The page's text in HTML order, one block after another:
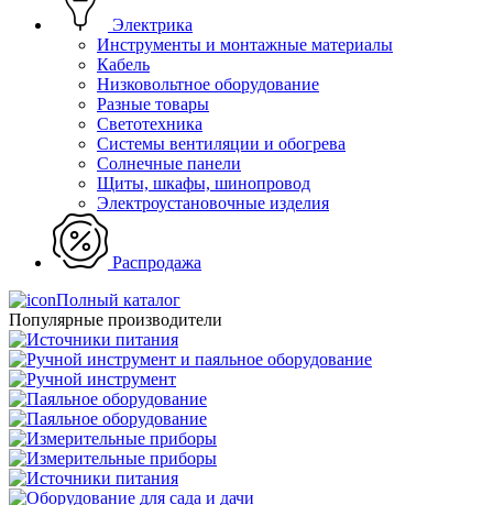
Электрика
Инструменты и монтажные материалы
Кабель
Низковольтное оборудование
Разные товары
Светотехника
Системы вентиляции и обогрева
Солнечные панели
Щиты, шкафы, шинопровод
Электроустановочные изделия
Распродажа
Полный каталог
Популярные производители